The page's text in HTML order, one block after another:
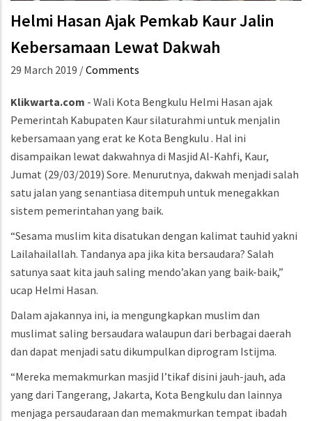
Helmi Hasan Ajak Pemkab Kaur Jalin
Kebersamaan Lewat Dakwah
29 March 2019 /Comments
Klikwarta.com - Wali Kota Bengkulu Helmi Hasan ajak
Pemerintah Kabupaten Kaur silaturahmi untuk menjalin
kebersamaan yang erat ke Kota Bengkulu . Hal ini
disampaikan lewat dakwahnya di Masjid Al-Kahfi, Kaur,
Jumat (29/03/2019) Sore. Menurutnya, dakwah menjadi salah
satu jalan yang senantiasa ditempuh untuk menegakkan
sistem pemerintahan yang baik.
“Sesama muslim kita disatukan dengan kalimat tauhid yakni
Lailahailallah. Tandanya apa jika kita bersaudara? Salah
satunya saat kita jauh saling mendo’akan yang baik-baik,”
ucap Helmi Hasan.
Dalam ajakannya ini, ia mengungkapkan muslim dan
muslimat saling bersaudara walaupun dari berbagai daerah
dan dapat menjadi satu dikumpulkan diprogram Istijma.
“Mereka memakmurkan masjid I’tikaf disini jauh-jauh, ada
yang dari Tangerang, Jakarta, Kota Bengkulu dan lainnya
menjaga persaudaraan dan memakmurkan tempat ibadah